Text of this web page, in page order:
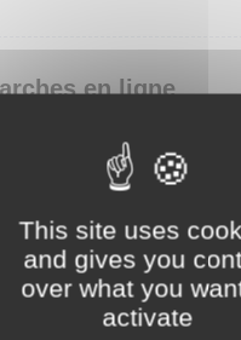
This site uses
and gives you
over what you
activate
en ligne
les démarches
la liste des démarches
dans le menu « Liste des
en page d’accueil.
la rubrique «